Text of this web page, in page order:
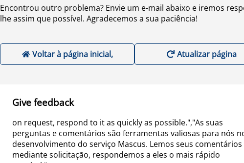
Encontrou outro problema? Envie um e-mail abaixo e iremos
lhe assim que possível. Agradecemos a sua paciência!
Voltar à página inicial, Atualizar página
Give feedback
on request, respond to it as quickly as possible.","As suas
perguntas e comentários são ferramentas valiosas para nós
desenvolvimento do serviço Mascus. Lemos seus comentários
mediante solicitação, respondemos a eles o mais rápido